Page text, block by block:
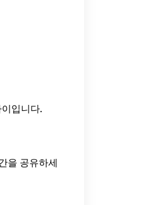
입니다.
을 공유하세